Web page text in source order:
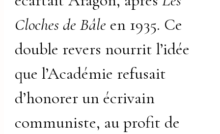
Cloches de Bâle en 1935. Ce
double revers nourrit l’idée
que l’Académie refusait
d’honorer un écrivain
communiste, au profit de